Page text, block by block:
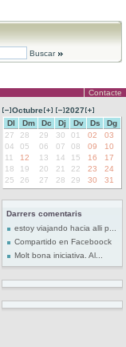
Buscar
Contacte
Octubre
2027
Dl
Dm Dc Dj Dv Ds
Dg
27
28 29 30 01 02
03
04
05 06 07 08 09
10
11
12 13 14 15 16
17
18
19 20 21 22 23
24
25
26 27 28 29 30 31
Darrers comentaris
estoy viajando hacia alli p...
Compartido en Faceboock
Molt bona iniciativa. Al...